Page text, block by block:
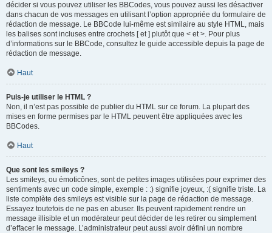
décider si vous pouvez utiliser les BBCodes, vous pouvez aussi les désactiver
dans chacun de vos messages en utilisant l’option appropriée du formulaire de
rédaction de message. Le BBCode lui-même est similaire au style HTML, mais
les balises sont incluses entre crochets [ et ] plutôt que < et >. Pour plus
d’informations sur le BBCode, consultez le guide accessible depuis la page de
rédaction de message.
Haut
Puis-je utiliser le HTML ?
Non, il n’est pas possible de publier du HTML sur ce forum. La plupart des
mises en forme permises par le HTML peuvent être appliquées avec les
BBCodes.
Haut
Que sont les smileys ?
Les smileys, ou émoticônes, sont de petites images utilisées pour exprimer des
sentiments avec un code simple, exemple : :) signifie joyeux, :( signifie triste. La
liste complète des smileys est visible sur la page de rédaction de message.
Essayez toutefois de ne pas en abuser. Ils peuvent rapidement rendre un
message illisible et un modérateur peut décider de les retirer ou simplement
d’effacer le message. L’administrateur peut aussi avoir défini un nombre